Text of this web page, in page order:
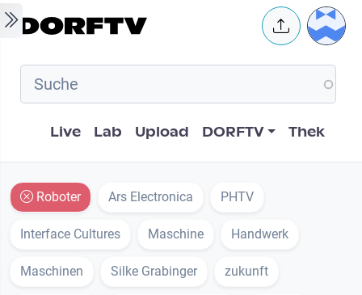
Skip to main content User
Hauptnavigation
Live Lab Upload DORFTV Thek
Roboter Ars Electronica PHTV
Interface Cultures Maschine Handwerk
Maschinen Silke Grabinger zukunft